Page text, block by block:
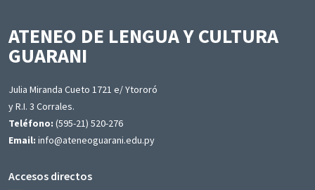
ATENEO DE LENGUA Y CULTURA
GUARANI
Julia Miranda Cueto 1721 e/ Ytororó
y R.I. 3 Corrales.
Teléfono: (595-21) 520-276
Email: info@ateneoguarani.edu.py
Accesos directos